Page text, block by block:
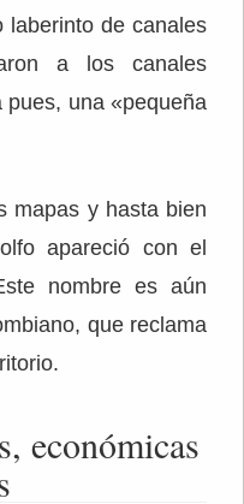
laberinto de canales
a los canales
una «pequeña
mapas y hasta bien
apareció con el
nombre es aún
que reclama
económicas